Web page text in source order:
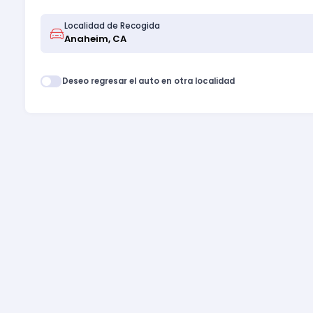
Localidad de Recogida
Deseo regresar el auto en otra localidad